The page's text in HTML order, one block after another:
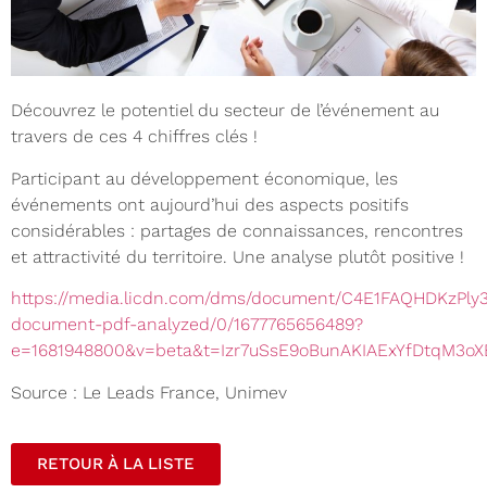
Découvrez le potentiel du secteur de l’événement au
travers de ces 4 chiffres clés !
Participant au développement économique, les
événements ont aujourd’hui des aspects positifs
considérables : partages de connaissances, rencontres
et attractivité du territoire. Une analyse plutôt positive !
https://media.licdn.com/dms/document/
document-pdf-analyzed/0/1677765656489?
Source : Le Leads France, Unimev
RETOUR À LA LISTE